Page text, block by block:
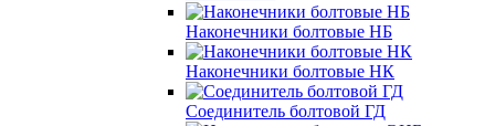
Наконечники болтовые НБ
Наконечники болтовые НК
Соединитель болтовой ГД